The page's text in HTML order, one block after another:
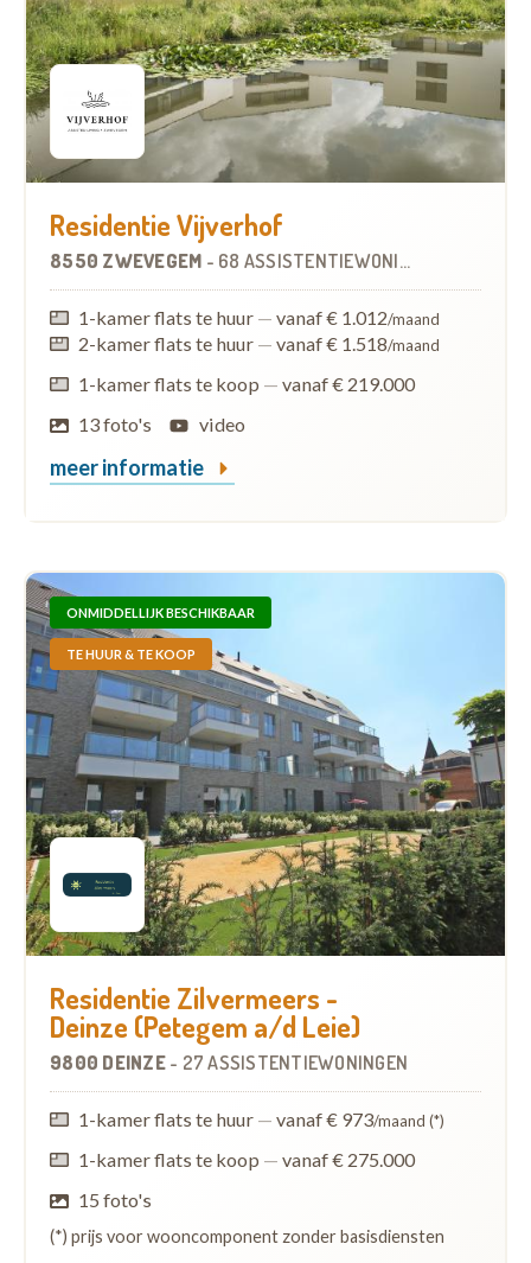
Residentie Vijverhof
8550 ZWEVEGEM - 68 ASSISTENTIEWONINGEN
1-kamer flats te huur — vanaf € 1.012/maand
2-kamer flats te huur — vanaf € 1.518/maand
1-kamer flats te koop — vanaf € 219.000
13 foto's
video
meer informatie
ONMIDDELLIJK BESCHIKBAAR
TE HUUR & TE KOOP
Residentie Zilvermeers -
Deinze (Petegem a/d Leie)
9800 DEINZE - 27 ASSISTENTIEWONINGEN
1-kamer flats te huur — vanaf € 973/maand (*)
1-kamer flats te koop — vanaf € 275.000
15 foto's
(*) prijs voor wooncomponent zonder basisdiensten